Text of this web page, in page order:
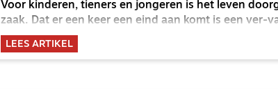
Voor kinderen, tieners en jongeren is het leven
zaak. Dat er een keer een eind aan komt is een ver-
LEES ARTIKEL